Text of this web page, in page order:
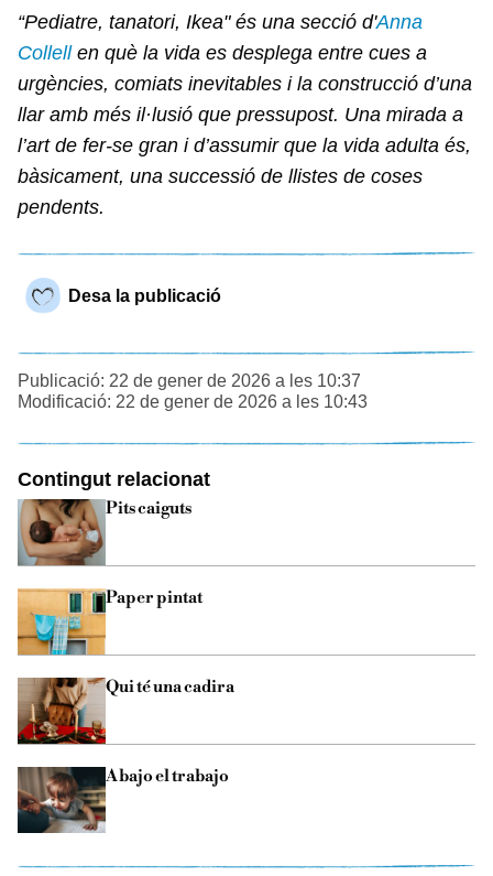
“Pediatre, tanatori, Ikea" és una secció d'Anna
Collellen què la vida es desplega entre cues a
urgències, comiats inevitables i la construcció d’una
llar amb més il·lusió que pressupost. Una mirada a
l’art de fer-se gran i d’assumir que la vida adulta és,
bàsicament, una successió de llistes de coses
pendents.
Desa la publicació
Publicació: 22 de gener de 2026 a les 10:37
Modificació: 22 de gener de 2026 a les 10:43
Contingut relacionat
Pits caiguts
Paper pintat
Qui té una cadira
Abajo el trabajo